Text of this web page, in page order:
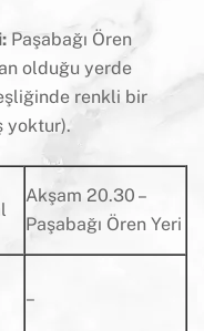
Paşabağı Ören
olduğu yerde
renkli bir
yoktur).
Akşam 20.30 –
Paşabağı Ören Yeri
–